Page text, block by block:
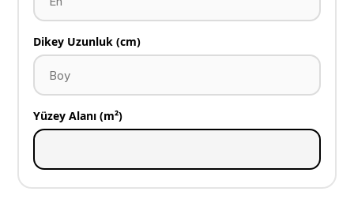
Dikey Uzunluk (cm)
Yüzey Alanı (m²)